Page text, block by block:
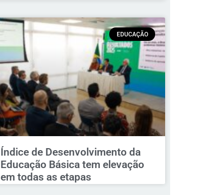
EDUCAÇÃO
Índice de Desenvolvimento da
Educação Básica tem elevação
em todas as etapas